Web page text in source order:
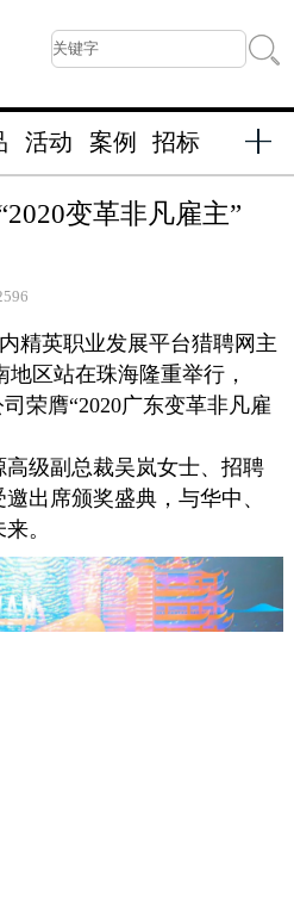
活动 案例 招标
变革非凡雇主”
精英职业发展平台猎聘网主
地区站在珠海隆重举行，
荣膺“2020广东变革非凡雇
级副总裁吴岚女士、招聘
出席颁奖盛典，与华中、
。